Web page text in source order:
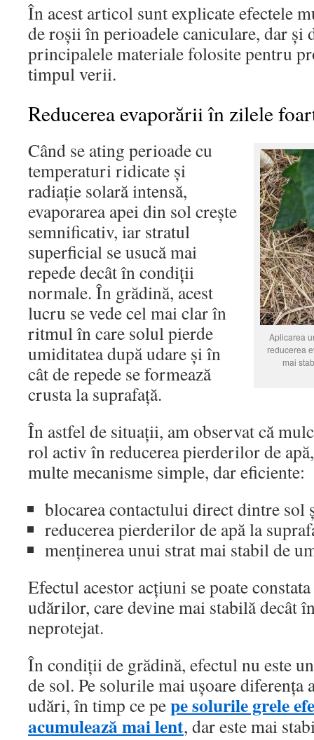
În acest articol sunt explicate efectele
de roșii în perioadele caniculare, dar și
principalele materiale folosite pentru
timpul verii.
Reducerea evaporării în zilele
Aplicarea
reducerea
mai
Când se ating perioade cu
temperaturi ridicate și
radiație solară intensă,
evaporarea apei din sol crește
semnificativ, iar stratul
superficial se usucă mai
repede decât în condiții
normale. În grădină, acest
lucru se vede cel mai clar în
ritmul în care solul pierde
umiditatea după udare și în
cât de repede se formează
crusta la suprafață.
În astfel de situații, am observat că
rol activ în reducerea pierderilor de
multe mecanisme simple, dar eficiente:
blocarea contactului direct dintre sol
reducerea pierderilor de apă la
menținerea unui strat mai stabil de
Efectul acestor acțiuni se poate
udărilor, care devine mai stabilă decât
neprotejat.
În condiții de grădină, efectul nu este
de sol. Pe solurile mai ușoare diferența
udări, în timp ce pepe solurile grele
acumulează mai lent, dar este mai